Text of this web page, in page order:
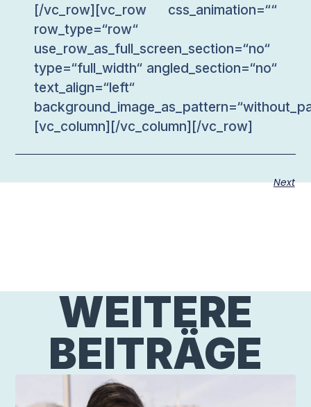
[/vc_row][vc_row css_animation=““
row_type=“row“
use_row_as_full_screen_section=“no“
type=“full_width“ angled_section=“no“
text_align=“left“
[vc_column][/vc_column][/vc_row]
Next
WEITERE
BEITRÄGE